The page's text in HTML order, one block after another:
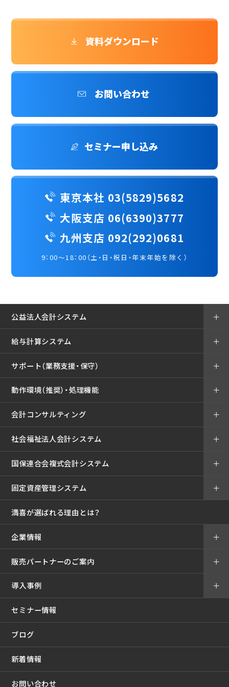
資料ダウンロード
お問い合わせ
セミナー申し込み
東京本社 03(5829)5682
大阪支店 06(6390)3777
九州支店 092(292)0681
9：00～18：00（土・日・祝日・年末年始を除く）
公益法人会計システム ＋
給与計算システム ＋
サポート（業務支援・保守） ＋
動作環境（推奨）・処理機能 ＋
会計コンサルティング ＋
社会福祉法人会計システム ＋
国保連合会複式会計システム ＋
固定資産管理システム ＋
満喜が選ばれる理由とは？
企業情報 ＋
販売パートナーのご案内 ＋
導入事例
セミナー情報
＋
ブログ
新着情報
お問い合わせ